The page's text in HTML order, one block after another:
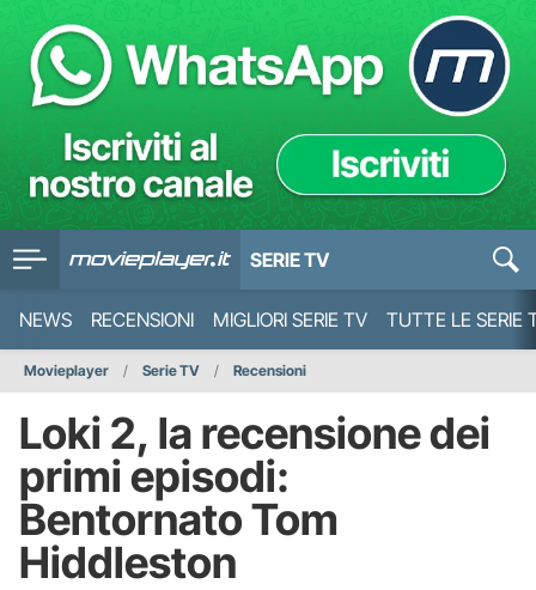
SERIE TV
NEWS RECENSIONI MIGLIORI SERIE TV TUTTE LE SERIE
Movieplayer Serie TV Recensioni
Loki 2, la recensione dei
primi episodi:
Bentornato Tom
Hiddleston